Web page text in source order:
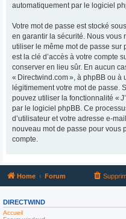
automatiquement par le logiciel
Votre mot de passe est stocké
en garantir la sécurité. Nous vous
utiliser le même mot de passe sur
est la clé d’accès à votre compte
conserver en lieu sûr. En aucun
« Directwind.com », à phpBB ou à
légitimement votre mot de passe.
pouvez utiliser la fonctionnalité «
par le logiciel phpBB. Ce
d’utilisateur et votre adresse e-
nouveau mot de passe pour vous
compte.
Home Forum
DIRECTWIND
Accueil